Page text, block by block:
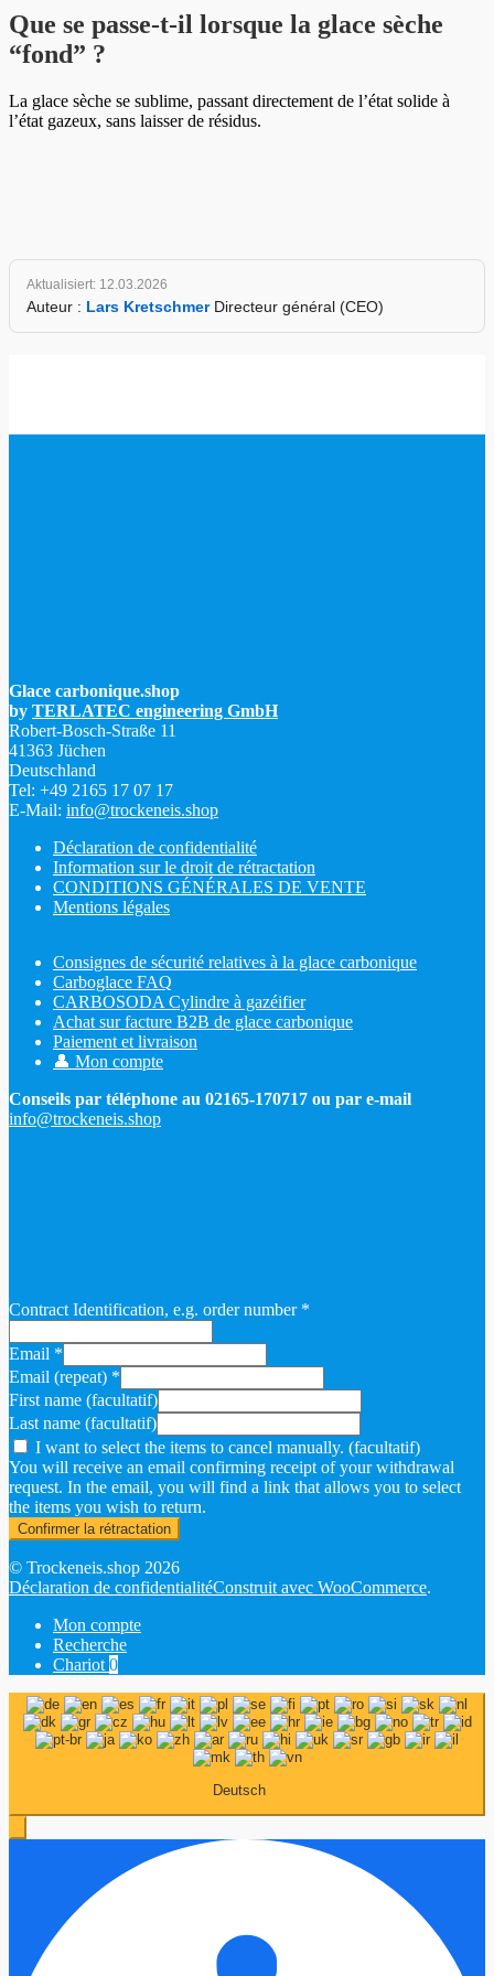
Que se passe-t-il lorsque la glace sèche
“fond” ?
La glace sèche se sublime, passant directement de l’état solide à
l’état gazeux, sans laisser de résidus.
Aktualisiert: 12.03.2026
Auteur : Lars KretschmerDirecteur général (CEO)
Glace carbonique.shop
by TERLATEC engineering GmbH
Robert-Bosch-Straße 11
41363 Jüchen
Deutschland
Tel: +49 2165 17 07 17
E-Mail: info@trockeneis.shop
Déclaration de confidentialité
Information sur le droit de rétractation
CONDITIONS GÉNÉRALES DE VENTE
Mentions légales
Consignes de sécurité relatives à la glace carbonique
Carboglace FAQ
CARBOSODA Cylindre à gazéifier
Achat sur facture B2B de glace carbonique
Paiement et livraison
👤 Mon compte
Conseils par téléphone au 02165-170717 ou par e-mail
info@trockeneis.shop
Contract Identification, e.g. order number *
Email *
Email (repeat) *
First name (facultatif)
Last name (facultatif)
I want to select the items to cancel manually. (facultatif)
You will receive an email confirming receipt of your withdrawal
request. In the email, you will find a link that allows you to select
the items you wish to return.
Confirmer la rétractation
© Trockeneis.shop 2026
Déclaration de confidentialitéConstruit avec WooCommerce.
Mon compte
Recherche
Chariot 0
Deutsch